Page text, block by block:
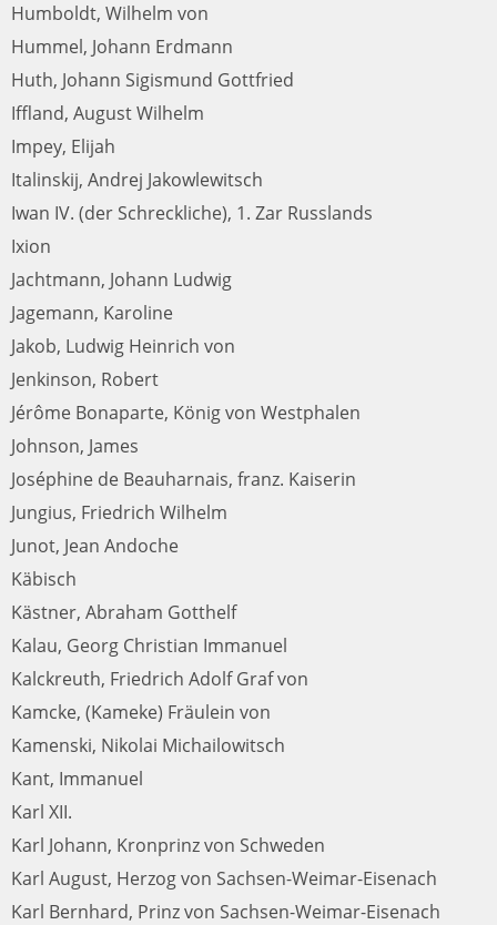
Humboldt, Wilhelm von
Hummel, Johann Erdmann
Huth, Johann Sigismund Gottfried
Iffland, August Wilhelm
Impey, Elijah
Italinskij, Andrej Jakowlewitsch
Iwan IV. (der Schreckliche), 1. Zar Russlands
Ixion
Jachtmann, Johann Ludwig
Jagemann, Karoline
Jakob, Ludwig Heinrich von
Jenkinson, Robert
Jérôme Bonaparte, König von Westphalen
Johnson, James
Joséphine de Beauharnais, franz. Kaiserin
Jungius, Friedrich Wilhelm
Junot, Jean Andoche
Käbisch
Kästner, Abraham Gotthelf
Kalau, Georg Christian Immanuel
Kalckreuth, Friedrich Adolf Graf von
Kamcke, (Kameke) Fräulein von
Kamenski, Nikolai Michailowitsch
Kant, Immanuel
Karl XII.
Karl Johann, Kronprinz von Schweden
Karl August, Herzog von Sachsen-Weimar-Eisenach
Karl Bernhard, Prinz von Sachsen-Weimar-Eisenach